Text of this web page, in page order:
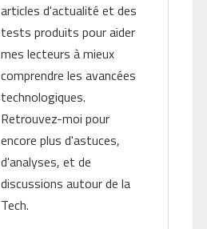
articles d'actualité et des
tests produits pour aider
mes lecteurs à mieux
comprendre les avancées
technologiques.
Retrouvez-moi pour
encore plus d'astuces,
d'analyses, et de
discussions autour de la
Tech.